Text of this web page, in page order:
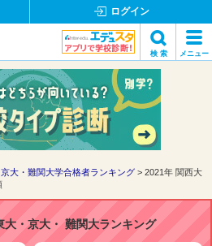
ログイン
検 索 メニュー
検索
大・難関大学合格者ランキング
2021年 関西大
大・京大・ 難関大ランキング